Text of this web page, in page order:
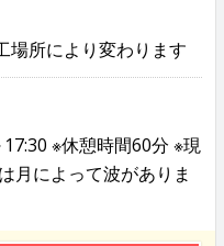
所により変わります
※休憩時間60分 ※現
月によって波がありま